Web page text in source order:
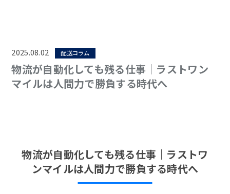
2025.08.02 配送コラム
物流が自動化しても残る仕事｜ラストワン
マイルは人間力で勝負する時代へ
物流が自動化しても残る仕事｜ラストワ
ンマイルは人間力で勝負する時代へ